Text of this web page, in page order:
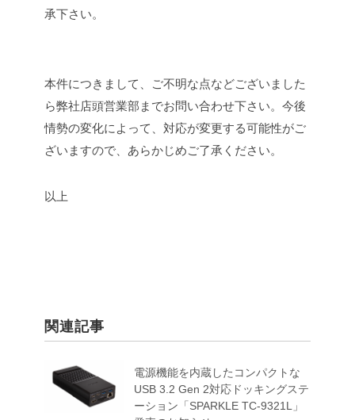
承下さい。
本件につきまして、ご不明な点などございました
ら弊社店頭営業部までお問い合わせ下さい。 今後
情勢の変化によって、対応が変更する可能性がご
ざいますので、あらかじめご了承ください。
以上
関連記事
電源機能を内蔵したコンパクトな
USB 3.2 Gen 2対応ドッキングステ
ーション「SPARKLE TC-9321L」